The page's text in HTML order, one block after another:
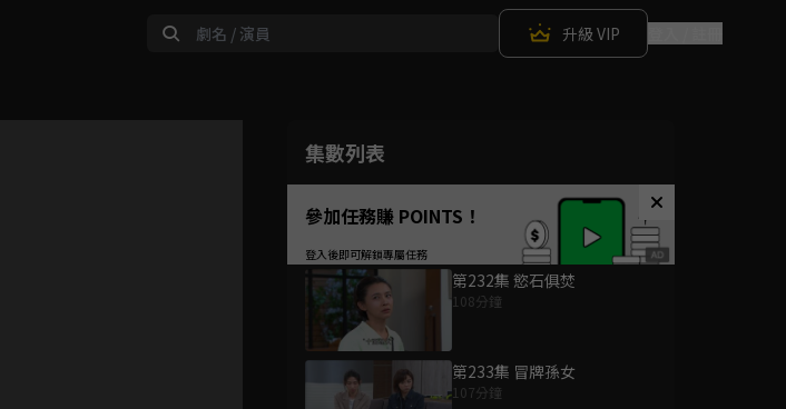
升級 VIP
集數列表
參加任務賺 POINTS！
第232集 慾石俱焚
108分鐘
第233集 冒牌孫女
107分鐘